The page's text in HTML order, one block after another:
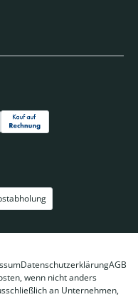
DatenschutzerklärungAGB
wenn nicht anders
an Unternehmen,